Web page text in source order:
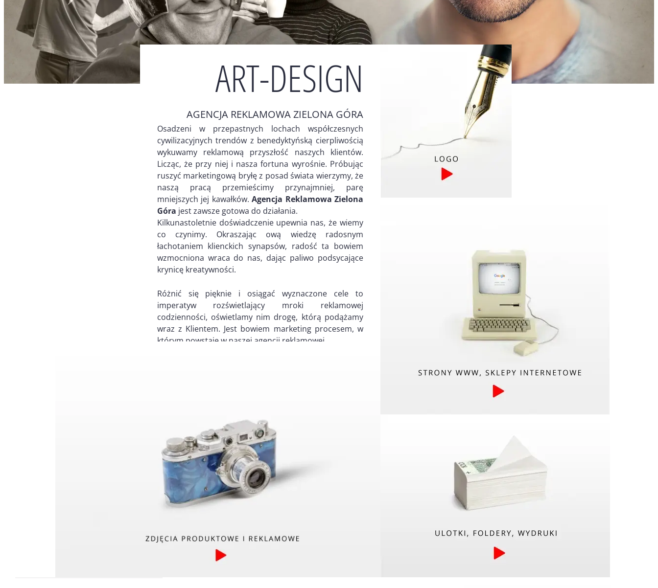
ART-DESIGN
AGENCJA REKLAMOWA ZIELONA GÓRA
Osadzeni w przepastnych lochach współczesnych
cywilizacyjnych trendów z benedyktyńską cierpliwością
wykuwamy reklamową przyszłość naszych klientów.
Licząc, że przy niej i nasza fortuna wyrośnie. Próbując
ruszyć marketingową bryłę z posad świata wierzymy, że
naszą pracą przemieścimy przynajmniej, parę
mniejszych jej kawałków.Agencja Reklamowa Zielona
Góra jest zawsze gotowa do działania.
Kilkunastoletnie doświadczenie upewnia nas, że wiemy
co czynimy. Okraszając ową wiedzę radosnym
łachotaniem klienckich synapsów, radość ta bowiem
wzmocniona wraca do nas, dając paliwo podsycające
krynicę kreatywności.
Różnić się pięknie i osiągać wyznaczone cele to
imperatyw rozświetlający mroki reklamowej
codzienności, oświetlamy nim drogę, którą podążamy
wraz z Klientem. Jest bowiem marketing procesem, w
którym powstaje w naszej agencji reklamowej.